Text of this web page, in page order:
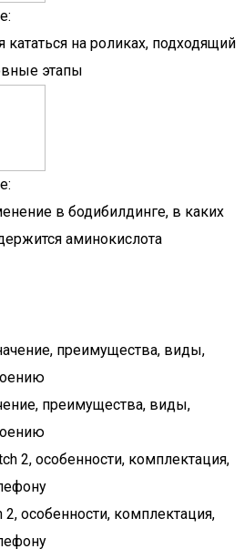
кататься на роликах, подходящий
этапы
в бодибилдинге, в каких
аминокислота
преимущества, виды,
особенности, комплектация,